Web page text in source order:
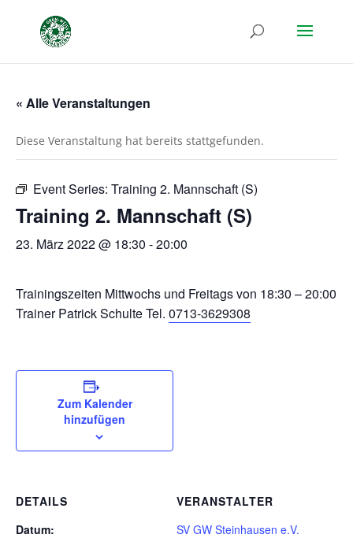
« Alle Veranstaltungen
Diese Veranstaltung hat bereits stattgefunden.
Event Series: Training 2. Mannschaft (S)
Training 2. Mannschaft (S)
23. März 2022 @ 18:30 -20:00
Trainingszeiten Mittwochs und Freitags von 18:30 – 20:00
Trainer Patrick Schulte Tel. 0713-3629308
Zum Kalender
hinzufügen
DETAILS
Datum:
VERANSTALTER
SV GW Steinhausen e.V.